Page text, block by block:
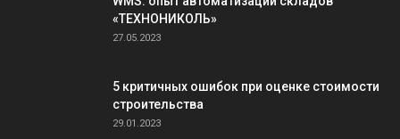
«ТЕХНОНИКОЛЬ»
27.05.2023
5 критичных ошибок при оценке стоимости
строительства
29.01.2023